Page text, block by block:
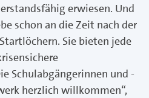
erwiesen. Und
schon an die Zeit nach der
Sie bieten jede
Schulabgängerinnen und -
herzlich willkommen“,